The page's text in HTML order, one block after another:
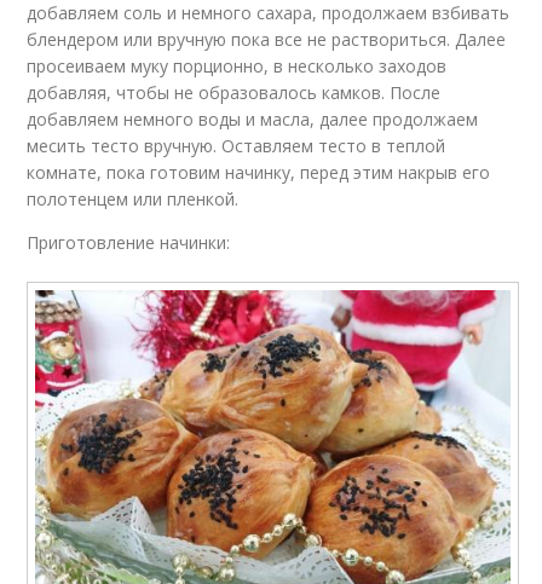
добавляем соль и немного сахара, продолжаем взбивать
блендером или вручную пока все не раствориться. Далее
просеиваем муку порционно, в несколько заходов
добавляя, чтобы не образовалось камков. После
добавляем немного воды и масла, далее продолжаем
месить тесто вручную. Оставляем тесто в теплой
комнате, пока готовим начинку, перед этим накрыв его
полотенцем или пленкой.
Приготовление начинки: